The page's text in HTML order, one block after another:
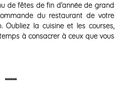
de fêtes de fin d’année de grand
du restaurant de votre
Oubliez la cuisine et les courses,
à consacrer à ceux que vous
******